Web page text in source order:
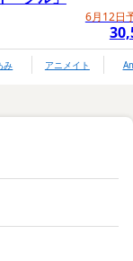
6月12日
み アニメイト